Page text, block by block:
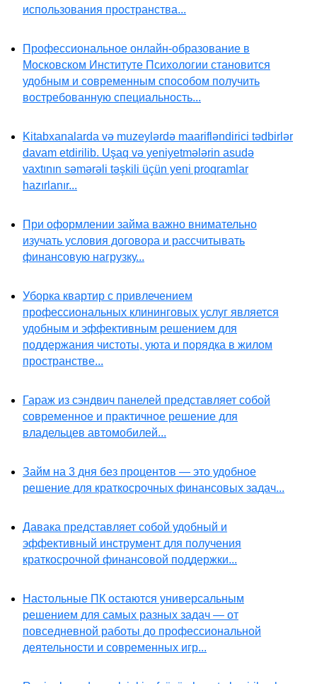
использования пространства...
Профессиональное онлайн-образование в
Московском Институте Психологии становится
удобным и современным способом получить
востребованную специальность...
Kitabxanalarda və muzeylərdə maarifləndirici tədbirlər
davam etdirilib. Uşaq və yeniyetmələrin asudə
vaxtının səmərəli təşkili üçün yeni proqramlar
hazırlanır...
При оформлении займа важно внимательно
изучать условия договора и рассчитывать
финансовую нагрузку...
Уборка квартир с привлечением
профессиональных клининговых услуг является
удобным и эффективным решением для
поддержания чистоты, уюта и порядка в жилом
пространстве...
Гараж из сэндвич панелей представляет собой
современное и практичное решение для
владельцев автомобилей...
Займ на 3 дня без процентов — это удобное
решение для краткосрочных финансовых задач...
Давака представляет собой удобный и
эффективный инструмент для получения
краткосрочной финансовой поддержки...
Настольные ПК остаются универсальным
решением для самых разных задач — от
повседневной работы до профессиональной
деятельности и современных игр...